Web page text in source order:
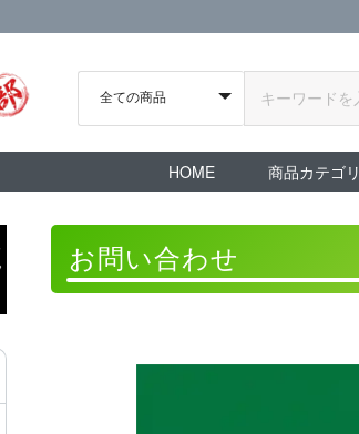
HOME
商品カテゴリ
お問い合わせ